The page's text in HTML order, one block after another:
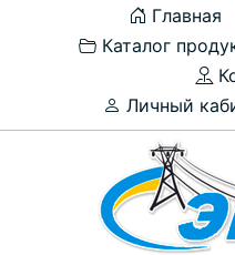
Главная
Каталог
Личный